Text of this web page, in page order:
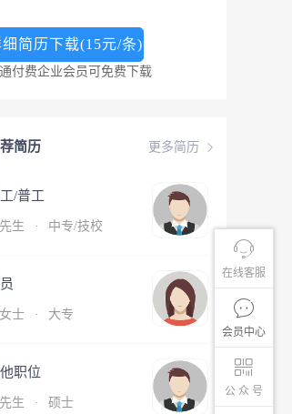
在线客服
会员中心
公 众 号
细简历下载(15元/条)
付费企业会员可免费下载
更多简历
简历
/普工
生 · 中专/技校
士 · 大专
职位
生 · 硕士